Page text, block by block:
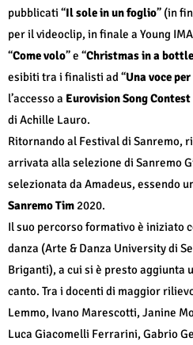
pubblicati “Il sole in un foglio” (in
per il videoclip, in finale a Young
“Come volo” e “Christmas in a bottle
esibiti tra i finalisti ad “Una voce
l’accesso a Eurovision Song Contest
di Achille Lauro.
Ritornando al Festival di Sanremo,
arrivata alla selezione di Sanremo
selezionata da Amadeus, essendo
Sanremo Tim 2020.
Il suo percorso formativo è iniziato
danza (Arte & Danza University di
Briganti), a cui si è presto aggiunta
canto. Tra i docenti di maggior
Lemmo, Ivano Marescotti, Janine
Luca Giacomelli Ferrarini, Gabrio